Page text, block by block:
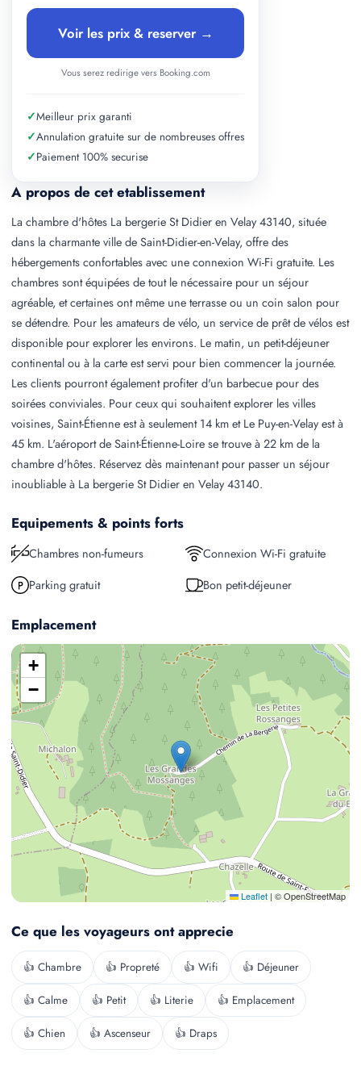
A propos de cet etablissement
La chambre d'hôtes La bergerie St Didier en Velay 43140, située
dans la charmante ville de Saint-Didier-en-Velay, offre des
hébergements confortables avec une connexion Wi-Fi gratuite. Les
chambres sont équipées de tout le nécessaire pour un séjour
agréable, et certaines ont même une terrasse ou un coin salon pour
se détendre. Pour les amateurs de vélo, un service de prêt de vélos est
disponible pour explorer les environs. Le matin, un petit-déjeuner
continental ou à la carte est servi pour bien commencer la journée.
Les clients pourront également profiter d'un barbecue pour des
soirées conviviales. Pour ceux qui souhaitent explorer les villes
voisines, Saint-Étienne est à seulement 14 km et Le Puy-en-Velay est à
45 km. L'aéroport de Saint-Étienne-Loire se trouve à 22 km de la
chambre d'hôtes. Réservez dès maintenant pour passer un séjour
inoubliable à La bergerie St Didier en Velay 43140.
Equipements & points forts
Chambres non-fumeurs
Connexion Wi-Fi gratuite
Parking gratuit
Bon petit-déjeuner
Emplacement
+
−
Leaflet | © OpenStreetMap
Ce que les voyageurs ont apprecie
👍 Chambre 👍 Propreté 👍 Wifi 👍 Déjeuner
👍 Calme 👍 Petit 👍 Literie 👍 Emplacement
👍 Chien 👍 Ascenseur 👍 Draps
Voir les prix & reserver →
Vous serez redirige vers Booking.com
✓Meilleur prix garanti
✓Annulation gratuite sur de nombreuses offres
✓Paiement 100% securise